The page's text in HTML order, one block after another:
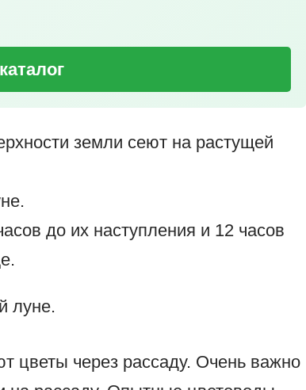
земли сеют на растущей
до их наступления и 12 часов
луне.
цветы через рассаду. Очень важно